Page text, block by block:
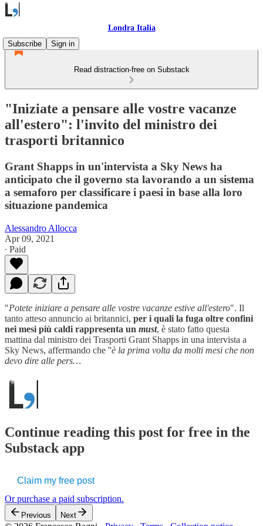
Londra Italia
Subscribe
Sign in
Read distraction-free on Substack
"Iniziate a pensare alle vostre vacanze
all'estero": l'invito del ministro dei
trasporti britannico
Grant Shapps in un'intervista a Sky News ha
anticipato che il governo sta lavorando a un sistema
a semaforo per classificare i paesi in base alla loro
situazione pandemica
Alessandro Allocca
Apr 09, 2021
∙ Paid
"Potete iniziare a pensare alle vostre vacanze estive all'estero". Il
tanto atteso annuncio ai britannici, per i quali la fuga oltre confini
nei mesi più caldi rappresenta un must, è stato fatto questa
mattina dal ministro dei Trasporti Grant Shapps in una intervista a
Sky News, affermando che ''è la prima volta da molti mesi che non
devo dire alle pers…
Continue reading this post for free in the
Substack app
Claim my free post
Or purchase a paid subscription.
Previous Next